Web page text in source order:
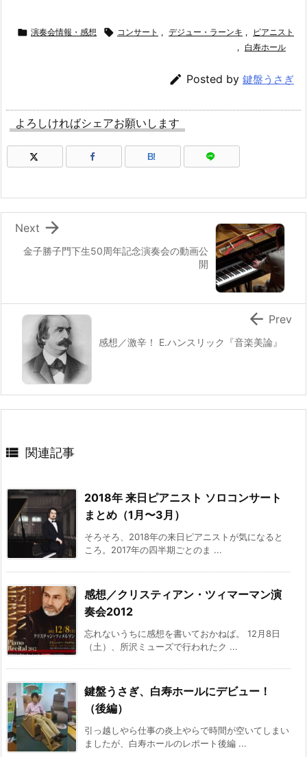
 演奏会情報・感想  コンサート , デジュー・ラーンキ ,
ピアニスト
,
白寿ホール
 Posted by 鍵盤うさぎ
よろしければシェアお願いします
B!
金子勝子門下生50周年記念演奏会の動画公
開

Next
感想／激辛！ E.ハンスリック『音楽美論』
 Prev
 関連記事
2018年 来日ピアニスト ソロコンサート
まとめ（1月〜3月）
そろそろ、2018年の来日ピアニストが気になると
ころ。2017年の四半期ごとのま ...
感想／クリスティアン・ツィマーマン演
奏会2012
忘れないうちに感想を書いておかねば。 12月8日
（土）、所沢ミューズで行われたク ...
鍵盤うさぎ、白寿ホールにデビュー！
（後編）
引っ越しやら仕事の炎上やらで時間が空いてしまい
ましたが、白寿ホールのレポート後編 ...